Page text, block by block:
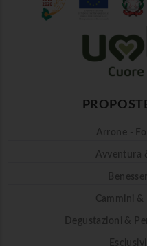
Arrone -
Avventura
Cammini &
Degustazioni &